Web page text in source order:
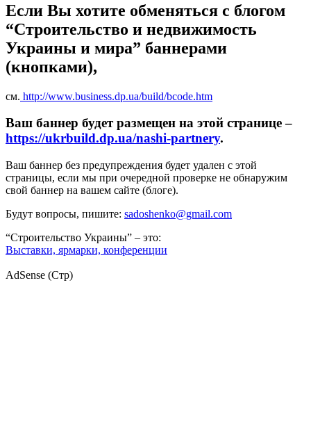
Если Вы хотите обменяться с блогом
“Строительство и недвижимость
Украины и мира” баннерами
(кнопками),
см. http://www.business.dp.ua/build/bcode.htm
Ваш баннер будет размещен на этой странице –
https://ukrbuild.dp.ua/nashi-partnery.
Ваш баннер без предупреждения будет удален с этой
страницы, если мы при очередной проверке не обнаружим
свой баннер на вашем сайте (блоге).
Будут вопросы, пишите: sadoshenko@gmail.com
“Строительство Украины” – это:
Выставки, ярмарки, конференции
AdSense (Стр)